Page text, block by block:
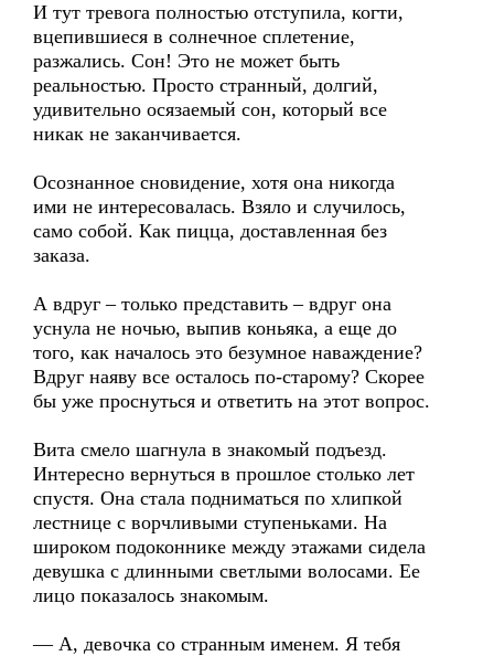
И тут тревога полностью отступила, когти,
вцепившиеся в солнечное сплетение,
разжались. Сон! Это не может быть
реальностью. Просто странный, долгий,
удивительно осязаемый сон, который все
никак не заканчивается.
Осознанное сновидение, хотя она никогда
ими не интересовалась. Взяло и случилось,
само собой. Как пицца, доставленная без
заказа.
А вдруг – только представить – вдруг она
уснула не ночью, выпив коньяка, а еще до
того, как началось это безумное наваждение?
Вдруг наяву все осталось по-старому? Скорее
бы уже проснуться и ответить на этот вопрос.
Вита смело шагнула в знакомый подъезд.
Интересно вернуться в прошлое столько лет
спустя. Она стала подниматься по хлипкой
лестнице с ворчливыми ступеньками. На
широком подоконнике между этажами сидела
девушка с длинными светлыми волосами. Ее
лицо показалось знакомым.
— А, девочка со странным именем. Я тебя